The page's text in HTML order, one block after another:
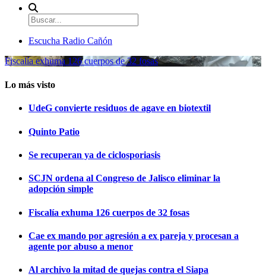
Escucha Radio Cañón
Fiscalía exhuma 126 cuerpos de 32 fosas
Lo más visto
UdeG convierte residuos de agave en biotextil
Quinto Patio
Se recuperan ya de ciclosporiasis
SCJN ordena al Congreso de Jalisco eliminar la
adopción simple
Fiscalía exhuma 126 cuerpos de 32 fosas
Cae ex mando por agresión a ex pareja y procesan a
agente por abuso a menor
Al archivo la mitad de quejas contra el Siapa